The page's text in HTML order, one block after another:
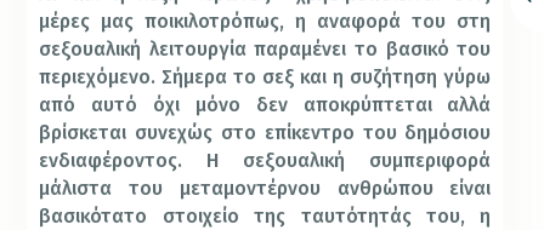
μέρες μας ποικιλοτρόπως, η αναφορά του στη
σεξουαλική λειτουργία παραμένει το βασικό του
περιεχόμενο. Σήμερα το σεξ και η συζήτηση γύρω
από αυτό όχι μόνο δεν αποκρύπτεται αλλά
βρίσκεται συνεχώς στο επίκεντρο του δημόσιου
ενδιαφέροντος. Η σεξουαλική συμπεριφορά
μάλιστα του μεταμοντέρνου ανθρώπου είναι
βασικότατο στοιχείο της ταυτότητάς του, η